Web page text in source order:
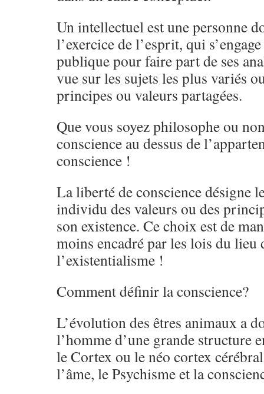
Un intellectuel est une personne
l’exercice de l’esprit, qui
publique pour faire part de ses
vue sur les sujets les plus variés
principes ou valeurs partagées.
Que vous soyez philosophe ou
conscience au dessus de
conscience !
La liberté de conscience désigne
individu des valeurs ou des
son existence. Ce choix est de
moins encadré par les lois du lieu
l’existentialisme !
Comment définir la conscience?
L’évolution des êtres animaux a
l’homme d’une grande structure
le Cortex ou le néo cortex
l’âme, le Psychisme et la